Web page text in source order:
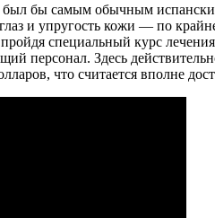
бы самым обычным
и упругость кожи — по
специальный курс
персонал. Здесь
что считается